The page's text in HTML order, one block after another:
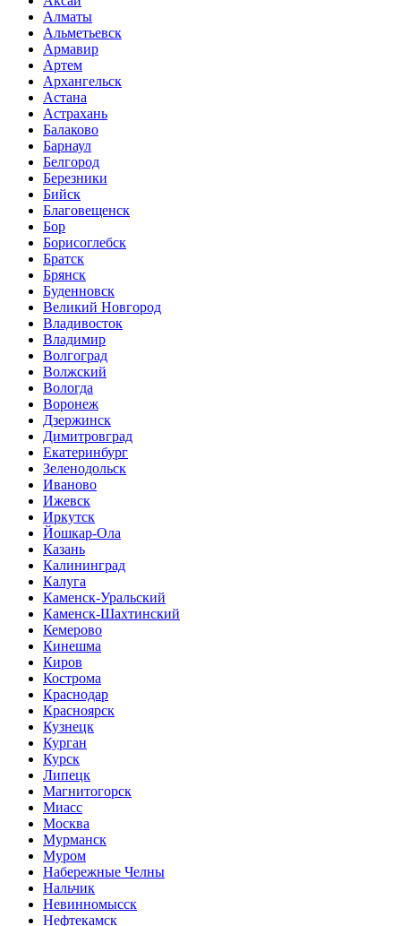
Алматы
Альметьевск
Армавир
Артем
Архангельск
Астана
Астрахань
Балаково
Барнаул
Белгород
Березники
Бийск
Благовещенск
Бор
Борисоглебск
Братск
Брянск
Буденновск
Великий Новгород
Владивосток
Владимир
Волгоград
Волжский
Вологда
Воронеж
Дзержинск
Димитровград
Екатеринбург
Зеленодольск
Иваново
Ижевск
Иркутск
Йошкар-Ола
Казань
Калининград
Калуга
Каменск-Уральский
Каменск-Шахтинский
Кемерово
Кинешма
Киров
Кострома
Краснодар
Красноярск
Кузнецк
Курган
Курск
Липецк
Магнитогорск
Миасс
Москва
Мурманск
Муром
Набережные Челны
Нальчик
Невинномысск
Нефтекамск